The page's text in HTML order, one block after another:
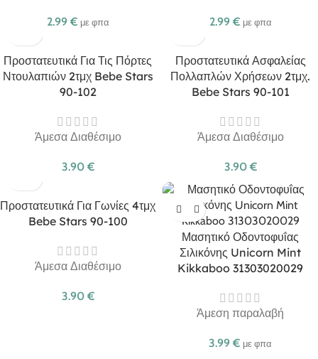
2.99 € με φπα 2.99 € με φπα
Προστατευτικά Για Τις Πόρτες
Ντουλαπιών 2τμχ Bebe Stars
90-102
Άμεσα Διαθέσιμο
3.90 €
Προστατευτικά Ασφαλείας
Πολλαπλών Χρήσεων 2τμχ.
Bebe Stars 90-101
Άμεσα Διαθέσιμο
3.90 €
Προστατευτικά Για Γωνίες 4τμχ
Bebe Stars 90-100
Άμεσα Διαθέσιμο
3.90 €
Μασητικό Οδοντοφυΐας
Σιλικόνης Unicorn Mint
Kikkaboo 31303020029
Άμεση παραλαβή
3.99 € με φπα